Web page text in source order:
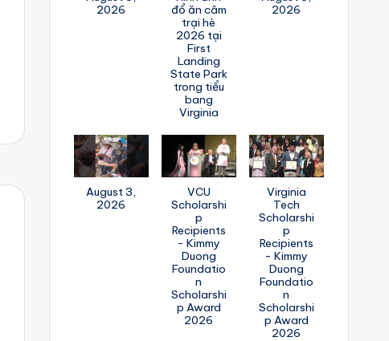
2026
đổ ăn câm
trại hè
2026 tại
First
Landing
State Park
trong tiểu
bang
Virginia
2026
August 3,
2026
VCU
Scholarshi
p
Recipients
- Kimmy
Duong
Foundatio
n
Scholarshi
p Award
2026
Virginia
Tech
Scholarshi
p
Recipients
- Kimmy
Duong
Foundatio
n
Scholarshi
p Award
2026